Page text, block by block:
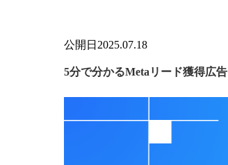
公開日 2025.07.18
5分で分かるMetaリード獲得広